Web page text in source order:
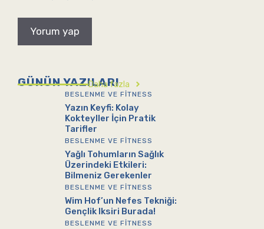
GÜNÜN YAZILARI
Daha fazla
BESLENME VE FITNESS
Yazın Keyfi: Kolay
Kokteyller İçin Pratik
Tarifler
BESLENME VE FITNESS
Yağlı Tohumların Sağlık
Üzerindeki Etkileri:
Bilmeniz Gerekenler
BESLENME VE FITNESS
Wim Hof’un Nefes Tekniği:
Gençlik Iksiri Burada!
BESLENME VE FITNESS